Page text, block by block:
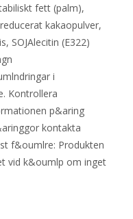
fett (palm),
kakaopulver,
SOJAlecitin (E322)
i
Kontrollera
p&aring
kontakta
f&oumlre: Produkten
vid k&oumlp om inget